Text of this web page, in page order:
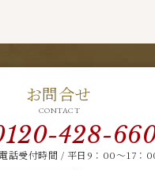
お問合せ
CONTACT
428-
話受付時間 / 平日9：00～17：